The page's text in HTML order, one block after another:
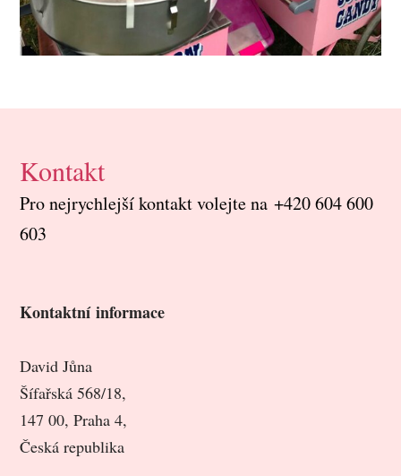
Kontakt
Pro nejrychlejší kontakt volejte na +420 604 600
603
Kontaktní informace
David Jůna
Šífařská 568/18,
147 00, Praha 4,
Česká republika